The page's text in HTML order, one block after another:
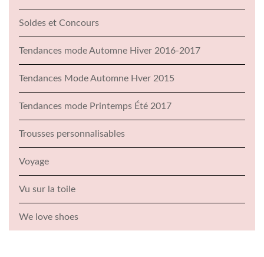
Soldes et Concours
Tendances mode Automne Hiver 2016-2017
Tendances Mode Automne Hver 2015
Tendances mode Printemps Été 2017
Trousses personnalisables
Voyage
Vu sur la toile
We love shoes